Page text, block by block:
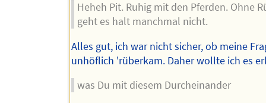
Heheh Pit. Ruhig mit den Pferden. Ohne
geht es halt manchmal nicht.
Alles gut, ich war nicht sicher, ob meine
unhöflich 'rüberkam. Daher wollte ich es
was Du mit diesem Durcheinander